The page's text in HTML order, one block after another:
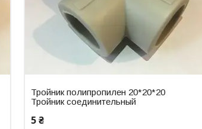
Тройник полипропилен 20*20*20
Тройник соединительный
5 ₴